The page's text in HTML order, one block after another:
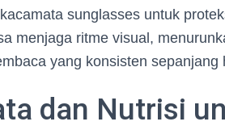
sunglasses untuk
menjaga ritme visual,
yang konsisten sepanjang
dan Nutrisi